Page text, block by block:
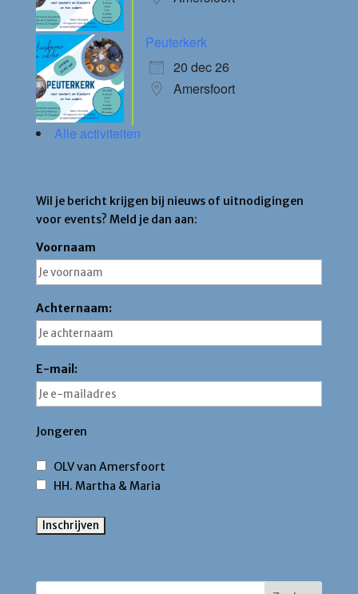
Peuterkerk
20 dec 26
Amersfoort
Alle activiteiten
Wil je bericht krijgen bij nieuws of uitnodigingen
voor events? Meld je dan aan:
Voornaam
Achternaam:
E-mail:
Jongeren
OLV van Amersfoort
HH. Martha & Maria